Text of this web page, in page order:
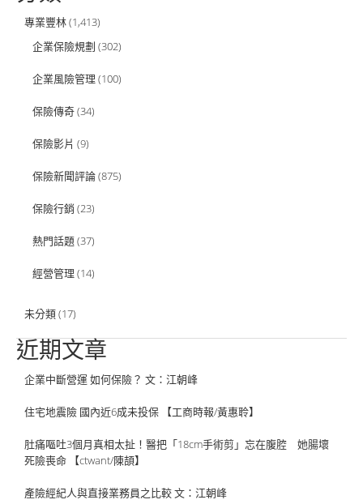
專業豐林(1,413)
企業保險規劃 (302)
企業風險管理 (100)
保險傳奇(34)
保險影片 (9)
保險新聞評論(875)
保險行銷 (23)
熱門話題(37)
經營管理 (14)
未分類(17)
近期文章
企業中斷營運 如何保險？ 文：江朝峰
住宅地震險 國內近6成未投保 【工商時報/黃惠聆】
肚痛嘔吐3個月真相太扯！醫把「18cm手術剪」忘在腹腔 她腸壞
死險喪命 【ctwant/陳頡】
產險經紀人與直接業務員之比較 文：江朝峰